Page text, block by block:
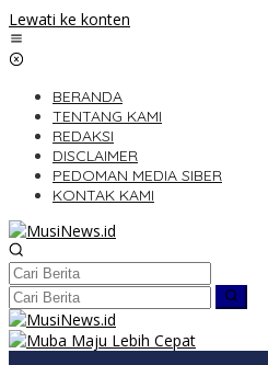
Lewati ke konten
BERANDA
TENTANG KAMI
REDAKSI
DISCLAIMER
PEDOMAN MEDIA SIBER
KONTAK KAMI